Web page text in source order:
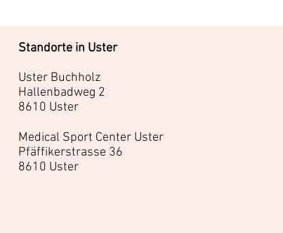
Standorte in Uster
Uster Buchholz
Hallenbadweg 2
8610 Uster
Medical Sport Center Uster
Pfäffikerstrasse 36
8610 Uster